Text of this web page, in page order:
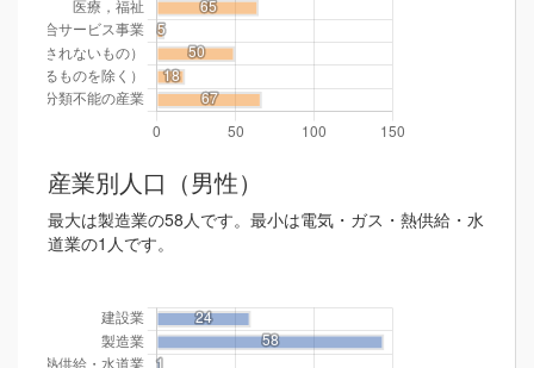
産業別人口（男性）
最大は製造業の58人です。最小は電気・ガス・熱供給・水
道業の1人です。